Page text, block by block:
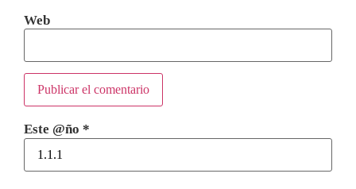
Web
Este @ño *